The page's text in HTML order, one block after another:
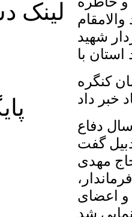
بخصوص ۳,۴۰۰ شهید والامقام
شهید
کنگره
دفاع
اردبیل گفت
مهدی
فرماندار،
و اعضای
لینک